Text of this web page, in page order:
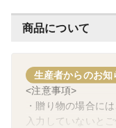
商品について
生産者からのお知
<注意事項>
・贈り物の場合に
入力していないと